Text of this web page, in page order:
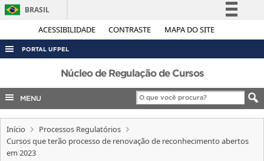
ACESSIBILIDADE CONTRASTE MAPA DO SITE
BRASIL
Simplifique!
Legislação
Canais
PORTAL UFPEL
ACESSO À INFORMAÇÃO
AUDITORIA
COBALTO
CONCURSOS
EDITAIS
Núcleo de Regulação de Cursos
MENU
Início
Processos Regulatórios
Cursos que terão processo de renovação de reconhecimento abertos
em 2023